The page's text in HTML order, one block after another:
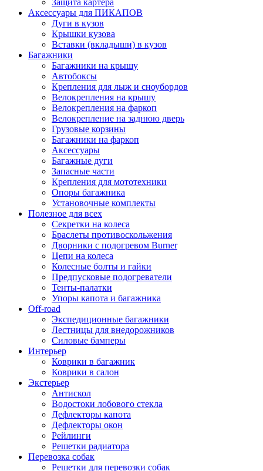
Аксессуары для ПИКАПОВ
Дуги в кузов
Крышки кузова
Вставки (вкладыши) в кузов
Багажники
Багажники на крышу
Автобоксы
Крепления для лыж и сноубордов
Велокрепления на крышу
Велокрепления на фаркоп
Велокрепление на заднюю дверь
Грузовые корзины
Багажники на фаркоп
Аксессуары
Багажные дуги
Запасные части
Крепления для мототехники
Опоры багажника
Установочные комплекты
Полезное для всех
Секретки на колеса
Браслеты противоскольжения
Дворники с подогревом Burner
Цепи на колеса
Колесные болты и гайки
Предпусковые подогреватели
Тенты-палатки
Упоры капота и багажника
Off-road
Экспедиционные багажники
Лестницы для внедорожников
Силовые бамперы
Интерьер
Коврики в багажник
Коврики в салон
Экстерьер
Антискол
Водостоки лобового стекла
Дефлекторы капота
Дефлекторы окон
Рейлинги
Решетки радиатора
Перевозка собак
Решетки для перевозки собак